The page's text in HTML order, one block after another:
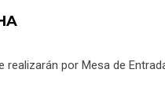
realizarán por Mesa de